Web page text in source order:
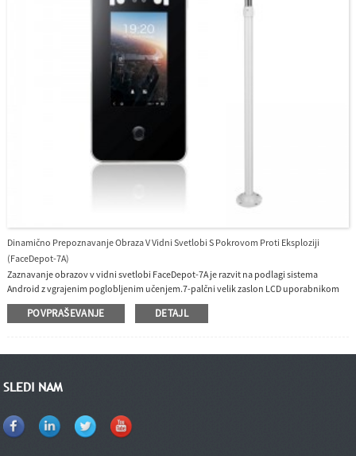
Dinamično Prepoznavanje Obraza V Vidni Svetlobi S Pokrovom Proti Eksploziji
(FaceDepot-7A)
Zaznavanje obrazov v vidni svetlobi FaceDepot-7A je razvit na podlagi sistema
Android z vgrajenim poglobljenim učenjem.7-palčni velik zaslon LCD uporabnikom
omogoča najboljšo izkušnjo uporabe.7A je zasnovan s protieksplozijskim pokrovom
in zasnovo, odporno na škropljenje, ki omogoča delo na prostem pod močno sončno
POVPRAŠEVANJE DETAJL
SLEDI NAM